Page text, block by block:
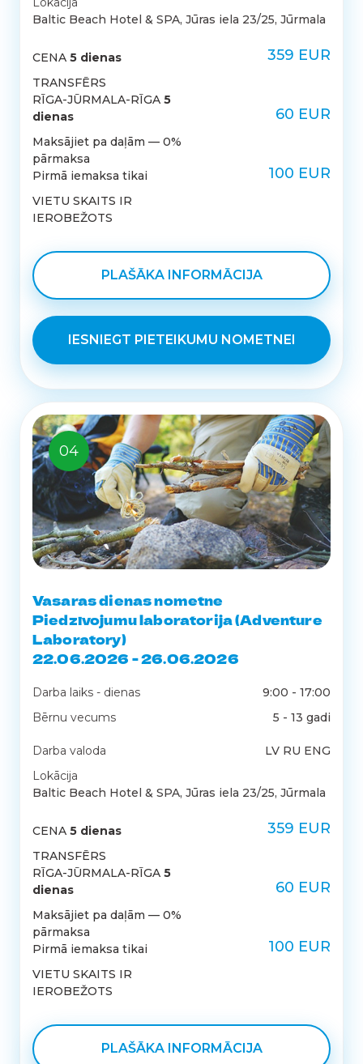
Baltic Beach Hotel & SPA, Jūras iela 23/25, Jūrmala
CENA 5 dienas 359 EUR
TRANSFĒRS
RĪGA-JŪRMALA-RĪGA 5
dienas
60 EUR
Maksājiet pa daļām — 0%
pārmaksa
Pirmā iemaksa tikai
100 EUR
VIETU SKAITS IR
IEROBEŽOTS
PLAŠĀKA INFORMĀCIJA
IESNIEGT PIETEIKUMU NOMETNEI
04
Vasaras dienas nometne
Piedzīvojumu laboratorija (Adventure
Laboratory)
22.06.2026 - 26.06.2026
Darba laiks - dienas
9:00 - 17:00
Bērnu vecums
5 - 13 gadi
Darba valoda
LV RU ENG
Lokācija
Baltic Beach Hotel & SPA, Jūras iela 23/25, Jūrmala
CENA 5 dienas 359 EUR
TRANSFĒRS
RĪGA-JŪRMALA-RĪGA 5
dienas
60 EUR
Maksājiet pa daļām — 0%
pārmaksa
Pirmā iemaksa tikai
100 EUR
VIETU SKAITS IR
IEROBEŽOTS
PLAŠĀKA INFORMĀCIJA